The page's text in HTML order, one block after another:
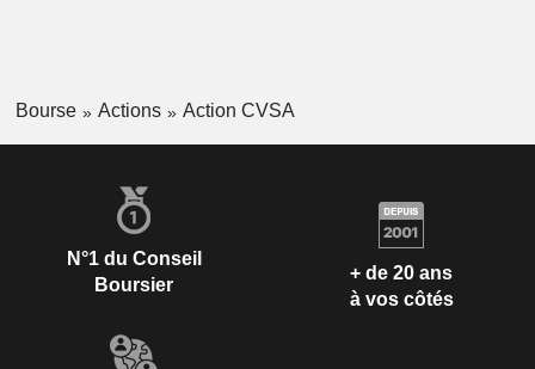
Bourse Actions Action CVSA
N°1 du Conseil
Boursier
+ de 20 ans
à vos côtés